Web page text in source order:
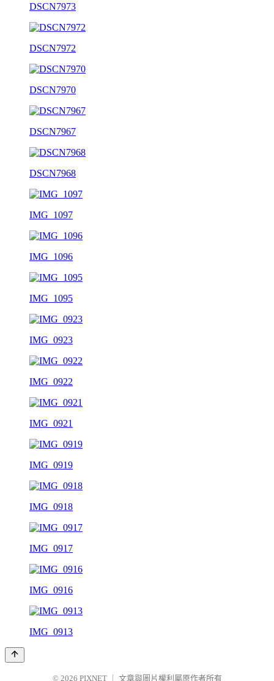
DSCN7973
DSCN7972
DSCN7970
DSCN7967
DSCN7968
IMG_1097
IMG_1096
IMG_1095
IMG_0923
IMG_0922
IMG_0921
IMG_0919
IMG_0918
IMG_0917
IMG_0916
IMG_0913
© 2026 PIXNET 文章與圖片權利屬原作者所有